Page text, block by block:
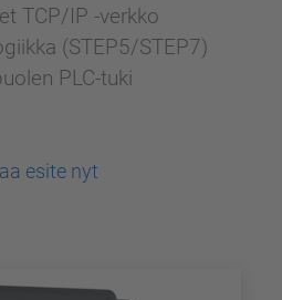
TCP/IP -verkko
(STEP5/STEP7)
PLC-tuki
esite nyt